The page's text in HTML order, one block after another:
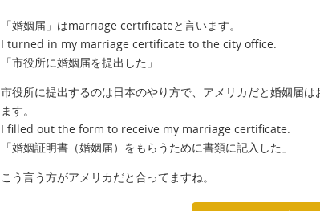
「婚姻届」はmarriage certificateと言います。
I turned in my marriage certificate to the city office.
「市役所に婚姻届を提出した」
市役所に提出するのは日本のやり方で、アメリカだと婚姻届
ます。
I filled out the form to receive my marriage certificate.
「婚姻証明書（婚姻届）をもらうために書類に記入した」
こう言う方がアメリカだと合ってますね。